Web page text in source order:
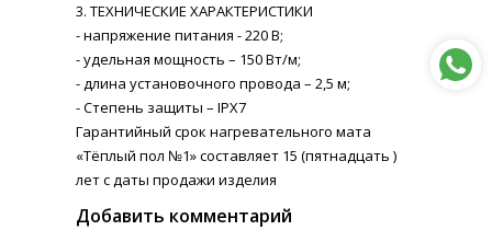
3. ТЕХНИЧЕСКИЕ ХАРАКТЕРИСТИКИ
- напряжение питания - 220 В;
- удельная мощность – 150 Вт/м;
- длина установочного провода – 2,5 м;
- Степень защиты – IPX7
Гарантийный срок нагревательного мата
«Тёплый пол №1» составляет 15 (пятнадцать )
лет с даты продажи изделия
Добавить комментарий